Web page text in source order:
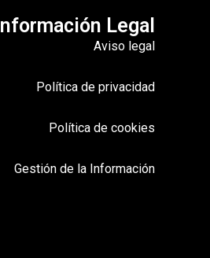
Información Legal
Aviso legal
Política de privacidad
Política de cookies
Gestión de la Información